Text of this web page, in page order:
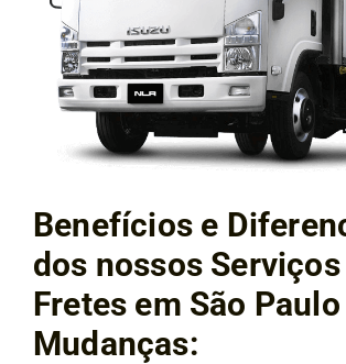
Benefícios e
dos nossos
Fretes em São
Mudanças: